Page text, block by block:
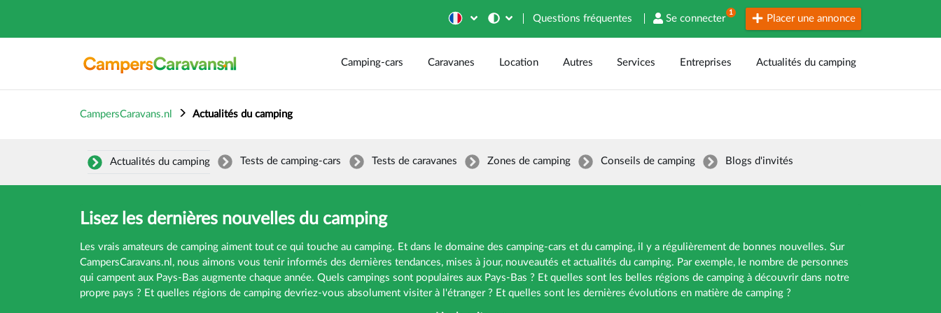
Questions fréquentes Se connecter
1
Placer une annonce
Camping-cars Caravanes Location Autres Services Entreprises Actualités du camping
CampersCaravans.nl Actualités du camping
Actualités du camping Tests de camping-cars Tests de caravanes Zones de camping Conseils de camping Blogs d'invités
Lisez les dernières nouvelles du camping
Les vrais amateurs de camping aiment tout ce qui touche au camping. Et dans le domaine des camping-cars et du camping, il y a régulièrement de bonnes nouvelles. Sur
CampersCaravans.nl, nous aimons vous tenir informés des dernières tendances, mises à jour, nouveautés et actualités du camping. Par exemple, le nombre de personnes
qui campent aux Pays-Bas augmente chaque année. Quels campings sont populaires aux Pays-Bas ? Et quelles sont les belles régions de camping à découvrir dans notre
propre pays ? Et quelles régions de camping devriez-vous absolument visiter à l'étranger ? Et quelles sont les dernières évolutions en matière de camping ?